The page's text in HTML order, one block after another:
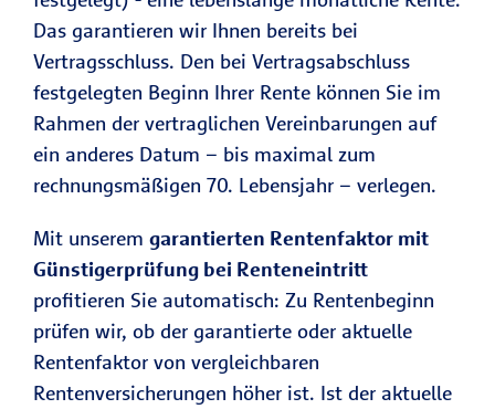
Das garantieren wir Ihnen bereits bei
Vertragsschluss. Den bei Vertragsabschluss
festgelegten Beginn Ihrer Rente können Sie im
Rahmen der vertraglichen Vereinbarungen auf
ein anderes Datum – bis maximal zum
rechnungsmäßigen 70. Lebensjahr – verlegen.
Mit unserem garantierten Rentenfaktor mit
Günstigerprüfung bei Renteneintritt
profitieren Sie automatisch: Zu Rentenbeginn
prüfen wir, ob der garantierte oder aktuelle
Rentenfaktor von vergleichbaren
Rentenversicherungen höher ist. Ist der aktuelle